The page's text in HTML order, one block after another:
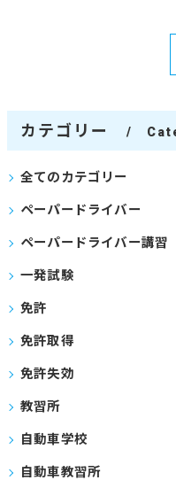
カテゴリー
全てのカテゴリー
ペーパードライバー
ペーパードライバー講習
一発試験
免許
免許取得
免許失効
教習所
自動車学校
自動車教習所